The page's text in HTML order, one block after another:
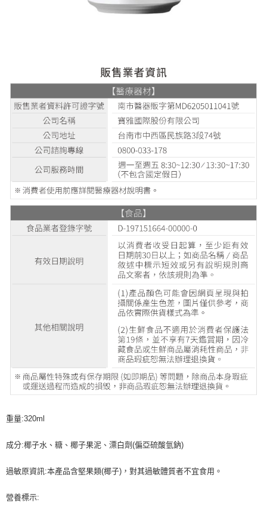
重量:320ml
成分:椰子水、糖、椰子果泥、漂白劑(偏亞硫酸氫鈉)
過敏原資訊:本產品含堅果類(椰子)，對其過敏體質者不宜食用。
營養標示: